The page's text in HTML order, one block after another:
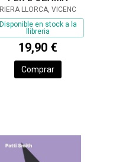
RIERA LLORCA, VICENC
Disponible en stock a la
llibreria
19,90 €
Comprar